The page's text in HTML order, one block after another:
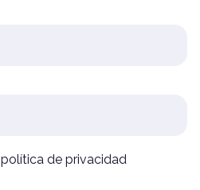
política de privacidad